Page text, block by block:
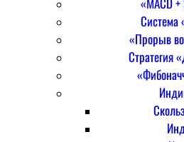
«Прорыв
Стратегия